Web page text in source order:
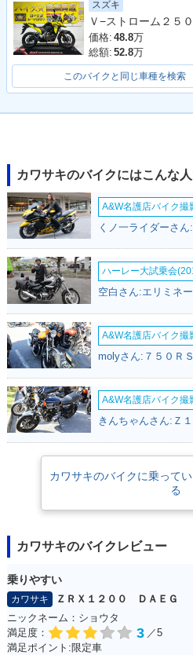
50 TOURER・カラ
ーチェンジ
ーチェンジ
スズキ
価格: 48.8万
総額: 52.8万
このバイクと同じ車種を検索
カワサキのバイクにはこんな
A&W名護店バイク
くノ一ライダーさ
ハーレー大試乗会
空白さん:エリミネ
A&W名護店バイク
molyさん:７５０Ｒ
A&W名護店バイク
きんちゃんさん:Ｚ
カワサキのバイクに乗って
る
カワサキのバイクレビュー
乗りやすい
カワサキ
ＺＲＸ１２００ ＤＡＥＧ
ニックネーム：ショウタ
満足度：
3 ／5
満足ポイント:限定車